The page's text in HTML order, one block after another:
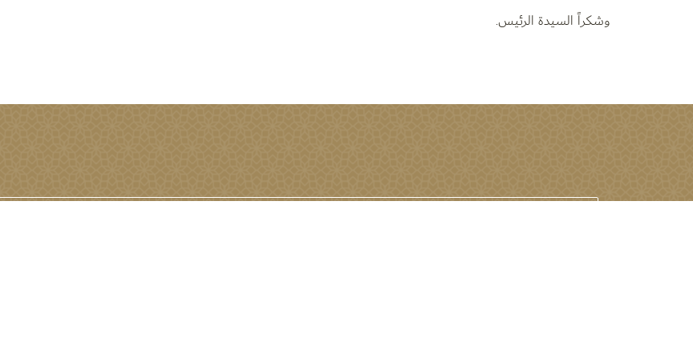
وشكراً السيدة الرئيس.